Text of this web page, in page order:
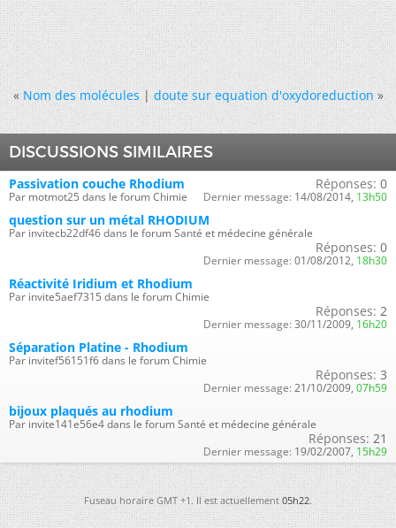
« Nom des molécules|doute sur equation d'oxydoreduction »
DISCUSSIONS SIMILAIRES
Passivation couche Rhodium
Par motmot25 dans le forum Chimie
Réponses: 0
Dernier message: 14/08/2014, 13h50
question sur un métal RHODIUM
Par invitecb22df46 dans le forum Santé et médecine générale
Réponses: 0
Dernier message: 01/08/2012, 18h30
Réactivité Iridium et Rhodium
Par invite5aef7315 dans le forum Chimie
Réponses: 2
Dernier message: 30/11/2009, 16h20
Séparation Platine - Rhodium
Par invitef56151f6 dans le forum Chimie
Réponses: 3
Dernier message: 21/10/2009, 07h59
bijoux plaqués au rhodium
Par invite141e56e4 dans le forum Santé et médecine générale
Réponses: 21
Dernier message: 19/02/2007, 15h29
Fuseau horaire GMT +1. Il est actuellement05h22.